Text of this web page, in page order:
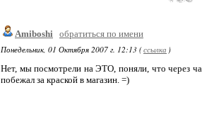
Amiboshi обратиться по имени
Понедельник, 01 Октября 2007 г. 12:13 (ссылка )
Нет, мы посмотрели на ЭТО, поняли, что через
побежал за краской в магазин. =)